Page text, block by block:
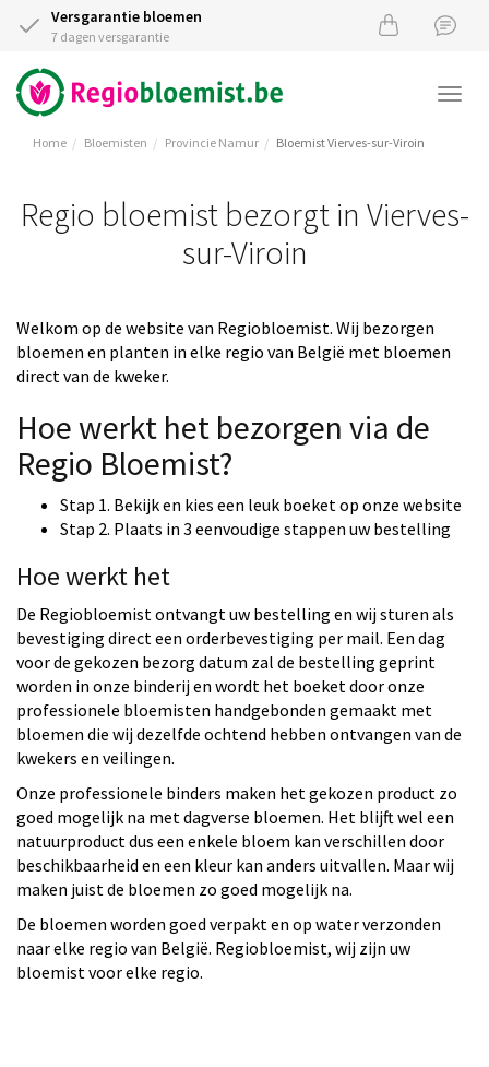
Versgarantie bloemen
7 dagen versgarantie
Home Bloemisten Provincie Namur Bloemist Vierves-sur-Viroin
Regio bloemist bezorgt in Vierves-
sur-Viroin
Welkom op de website van Regiobloemist. Wij bezorgen
bloemen en planten in elke regio van België met bloemen
direct van de kweker.
Hoe werkt het bezorgen via de
Regio Bloemist?
Stap 1. Bekijk en kies een leuk boeket op onze website
Stap 2. Plaats in 3 eenvoudige stappen uw bestelling
Hoe werkt het
De Regiobloemist ontvangt uw bestelling en wij sturen als
bevestiging direct een orderbevestiging per mail. Een dag
voor de gekozen bezorg datum zal de bestelling geprint
worden in onze binderij en wordt het boeket door onze
professionele bloemisten handgebonden gemaakt met
bloemen die wij dezelfde ochtend hebben ontvangen van de
kwekers en veilingen.
Onze professionele binders maken het gekozen product zo
goed mogelijk na met dagverse bloemen. Het blijft wel een
natuurproduct dus een enkele bloem kan verschillen door
beschikbaarheid en een kleur kan anders uitvallen. Maar wij
maken juist de bloemen zo goed mogelijk na.
De bloemen worden goed verpakt en op water verzonden
naar elke regio van België. Regiobloemist, wij zijn uw
bloemist voor elke regio.